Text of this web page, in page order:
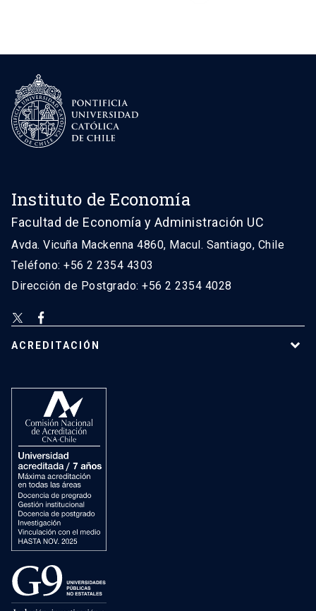
Instituto de Economía
Facultad de Economía y Administración UC
Avda. Vicuña Mackenna 4860, Macul. Santiago, Chile
Teléfono: +56 2 2354 4303
Dirección de Postgrado: +56 2 2354 4028
ACREDITACIÓN